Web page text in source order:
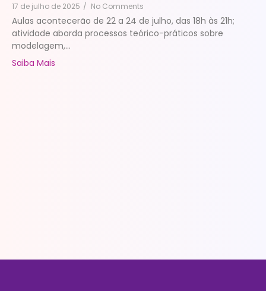
17 de julho de 2025 / No Comments
Aulas acontecerão de 22 a 24 de julho, das 18h às 21h;
atividade aborda processos teórico-práticos sobre
modelagem,...
Saiba Mais